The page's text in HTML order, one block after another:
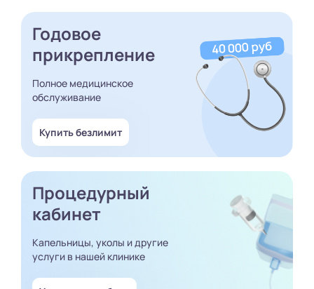
Годовое
прикрепление
Полное медицинское
обслуживание
Купить безлимит
Процедурный
кабинет
Капельницы, уколы и другие
услуги в нашей клинике